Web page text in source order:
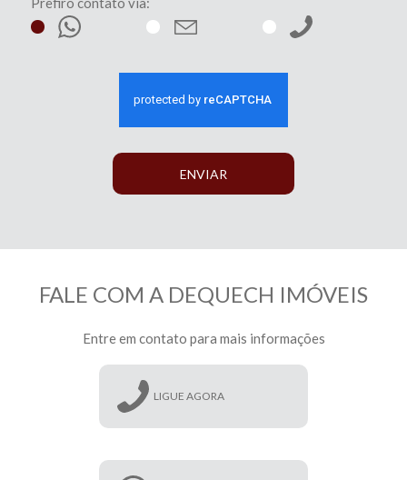
ENVIAR
FALE COM A DEQUECH IMÓVEIS
Entre em contato para mais informações
LIGUE AGORA